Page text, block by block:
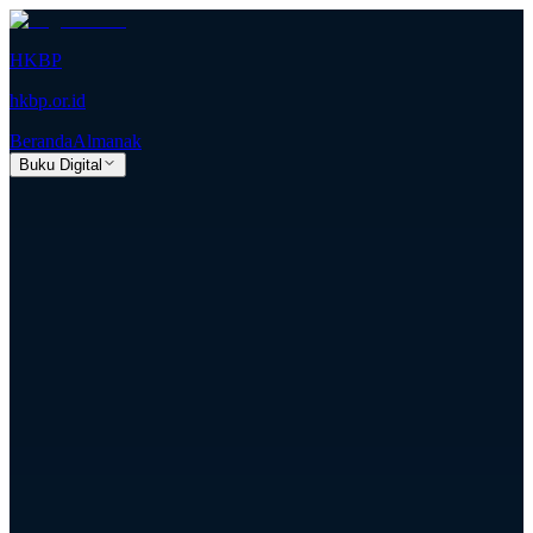
HKBP
hkbp.or.id
BerandaAlmanak
Buku Digital